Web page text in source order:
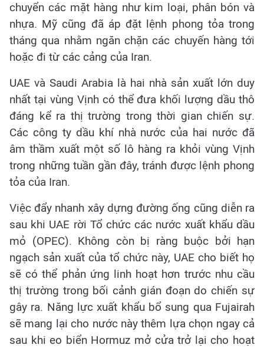
chuyển các mặt hàng như kim loại, phân bón và
nhựa. Mỹ cũng đã áp đặt lệnh phong tỏa trong
tháng qua nhằm ngăn chặn các chuyến hàng tới
hoặc đi từ các cảng của Iran.
UAE và Saudi Arabia là hai nhà sản xuất lớn duy
nhất tại vùng Vịnh có thể đưa khối lượng dầu thô
đáng kể ra thị trường trong thời gian chiến sự.
Các công ty dầu khí nhà nước của hai nước đã
âm thầm xuất một số lô hàng ra khỏi vùng Vịnh
trong những tuần gần đây, tránh được lệnh phong
tỏa của Iran.
Việc đẩy nhanh xây dựng đường ống cũng diễn ra
sau khi UAE rời Tổ chức các nước xuất khẩu dầu
mỏ (OPEC). Không còn bị ràng buộc bởi hạn
ngạch sản xuất của tổ chức này, UAE cho biết họ
sẽ có thể phản ứng linh hoạt hơn trước nhu cầu
thị trường trong bối cảnh gián đoạn do chiến sự
gây ra. Năng lực xuất khẩu bổ sung qua Fujairah
sẽ mang lại cho nước này thêm lựa chọn ngay cả
sau khi eo biển Hormuz mở cửa trở lại cho hoạt